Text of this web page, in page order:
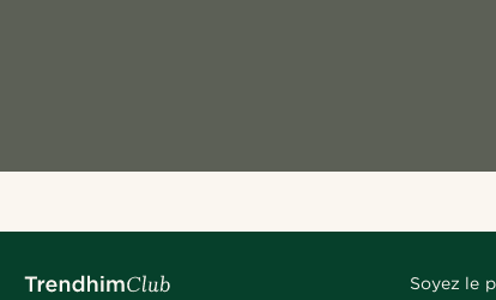
Soyez le